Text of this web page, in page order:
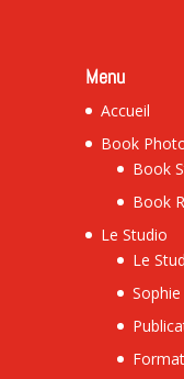
Menu
Accueil
Book
Book
Book
Le Studio
Le